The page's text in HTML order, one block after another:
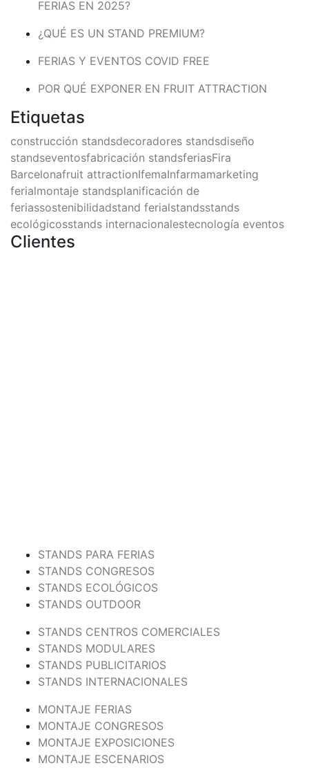
FERIAS EN 2025?
¿QUÉ ES UN STAND PREMIUM?
FERIAS Y EVENTOS COVID FREE
POR QUÉ EXPONER EN FRUIT ATTRACTION
Etiquetas
construcción standsdecoradores standsdiseño
standseventosfabricación standsferiasFira
Barcelonafruit attractionIfemaInfarmamarketing
ferialmontaje standsplanificación de
feriassostenibilidadstand ferialstandsstands
ecológicosstands internacionalestecnología eventos
Clientes
STANDS PARA FERIAS
STANDS CONGRESOS
STANDS ECOLÓGICOS
STANDS OUTDOOR
STANDS CENTROS COMERCIALES
STANDS MODULARES
STANDS PUBLICITARIOS
STANDS INTERNACIONALES
MONTAJE FERIAS
MONTAJE CONGRESOS
MONTAJE EXPOSICIONES
MONTAJE ESCENARIOS